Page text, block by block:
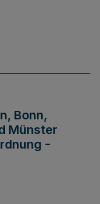
Bonn,
Münster
-